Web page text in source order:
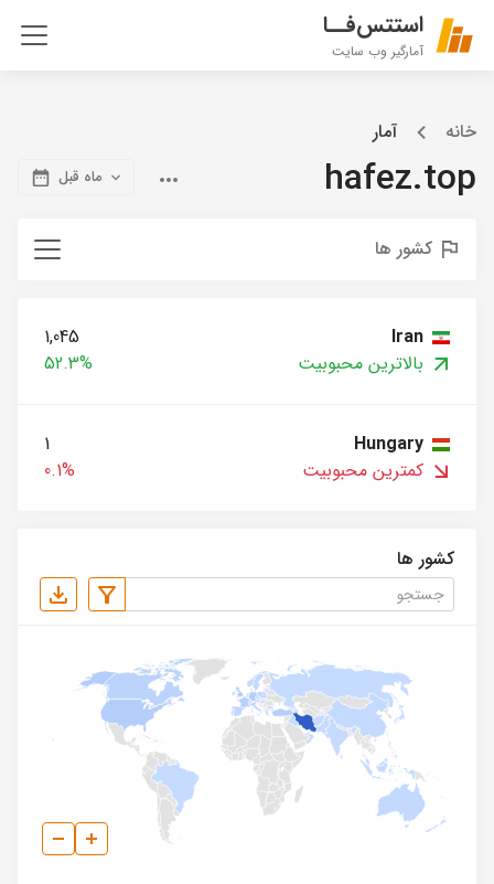
استتس‌فــا
آمارگیر وب سایت
خانه آمار
hafez.top ماه قبل
کشور ها
Iran
1,045
بالاترین محبوبیت
52.3%
Hungary
1
کمترین محبوبیت
0.1%
کشور ها